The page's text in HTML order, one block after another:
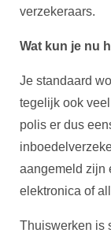
verzekeraars.
Wat kun je nu
Je standaard
tegelijk ook
polis er dus
aangemeld zijn
elektronica of
Thuiswerken is